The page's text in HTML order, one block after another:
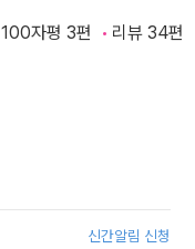
100자평 3편 리뷰 34편
신간알림 신청